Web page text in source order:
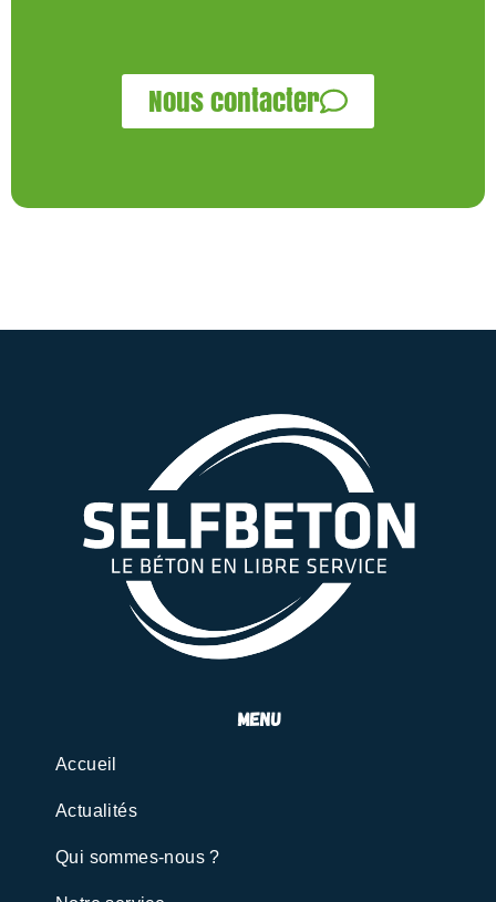
Nous contacter
menu
Accueil
Actualités
Qui sommes-nous ?